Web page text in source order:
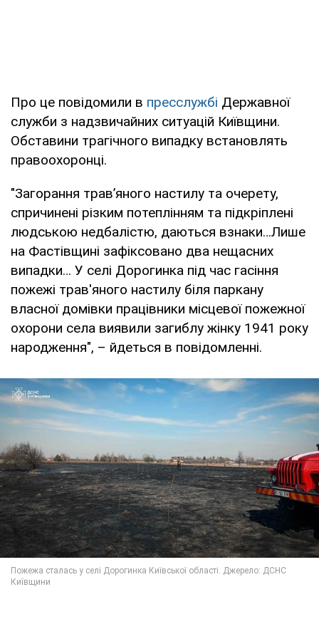
Про це повідомили в пресслужбі Державної
служби з надзвичайних ситуацій Київщини.
Обставини трагічного випадку встановлять
правоохоронці.
"Загорання трав’яного настилу та очерету,
спричинені різким потеплінням та підкріплені
людською недбалістю, даються взнаки…Лише
на Фастівщині зафіксовано два нещасних
випадки… У селі Дорогинка під час гасіння
пожежі трав'яного настилу біля паркану
власної домівки працівники місцевої пожежної
охорони села виявили загиблу жінку 1941 року
народження", – йдеться в повідомленні.